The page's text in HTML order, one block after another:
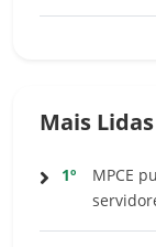
Mais Lidas
1º
MPCE